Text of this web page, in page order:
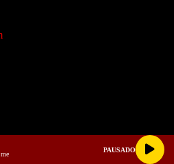
PAUSADO